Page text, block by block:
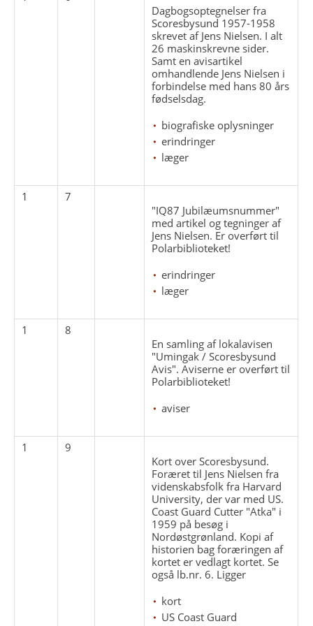
Dagbogsoptegnelser fra
Scoresbysund 1957-1958
skrevet af Jens Nielsen. I alt
26 maskinskrevne sider.
Samt en avisartikel
omhandlende Jens Nielsen i
forbindelse med hans 80 års
fødselsdag.
biografiske oplysninger
erindringer
læger
1
7
"IQ87 Jubilæumsnummer"
med artikel og tegninger af
Jens Nielsen. Er overført til
Polarbiblioteket!
erindringer
læger
1
8
En samling af lokalavisen
"Umingak / Scoresbysund
Avis". Aviserne er overført til
Polarbiblioteket!
aviser
1
9
Kort over Scoresbysund.
Foræret til Jens Nielsen fra
videnskabsfolk fra Harvard
University, der var med US.
Coast Guard Cutter "Atka" i
1959 på besøg i
Nordøstgrønland. Kopi af
historien bag foræringen af
kortet er vedlagt kortet. Se
også lb.nr. 6. Ligger
kort
US Coast Guard